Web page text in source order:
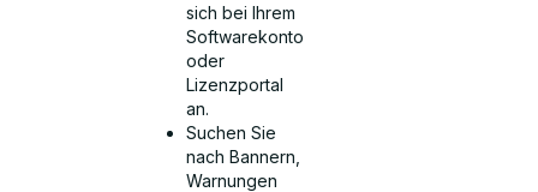
sich bei Ihrem
Softwarekonto
oder
Lizenzportal
an.
Suchen Sie
nach Bannern,
Warnungen